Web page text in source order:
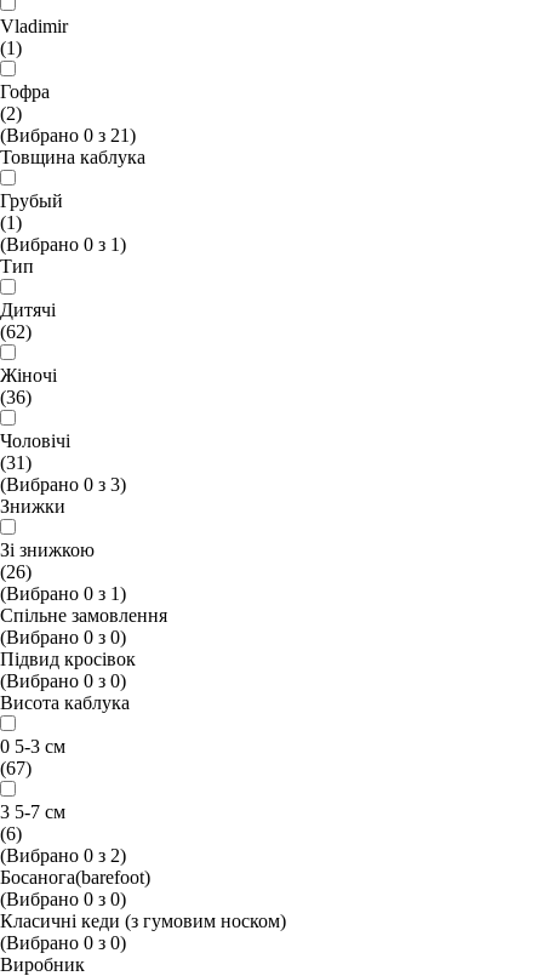
Vladimir
(1)
Гофра
(2)
(Вибрано 0 з 21)
Товщина каблука
Грубый
(1)
(Вибрано 0 з 1)
Тип
Дитячі
(62)
Жіночі
(36)
Чоловічі
(31)
(Вибрано 0 з 3)
Знижки
Зі знижкою
(26)
(Вибрано 0 з 1)
Спільне замовлення
(Вибрано 0 з 0)
Підвид кросівок
(Вибрано 0 з 0)
Висота каблука
0 5-3 см
(67)
3 5-7 см
(6)
(Вибрано 0 з 2)
Босанога(barefoot)
(Вибрано 0 з 0)
Класичні кеди (з гумовим носком)
(Вибрано 0 з 0)
Виробник